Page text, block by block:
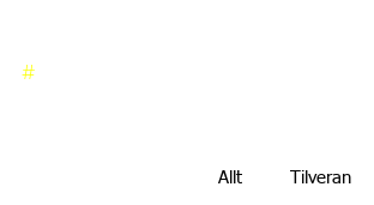
#
Allt Tilveran